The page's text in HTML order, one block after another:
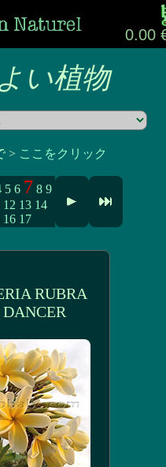
0.00
い植物
> ここをクリック
5 6 7 8 9
12 13 14
16 17
RUBRA